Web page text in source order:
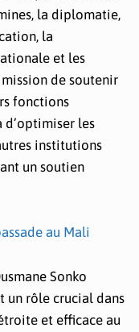
la diplomatie,
la
et les
de soutenir
fonctions
d’optimiser les
institutions
un soutien
au Mali
Sonko
un rôle crucial dans
et efficace au